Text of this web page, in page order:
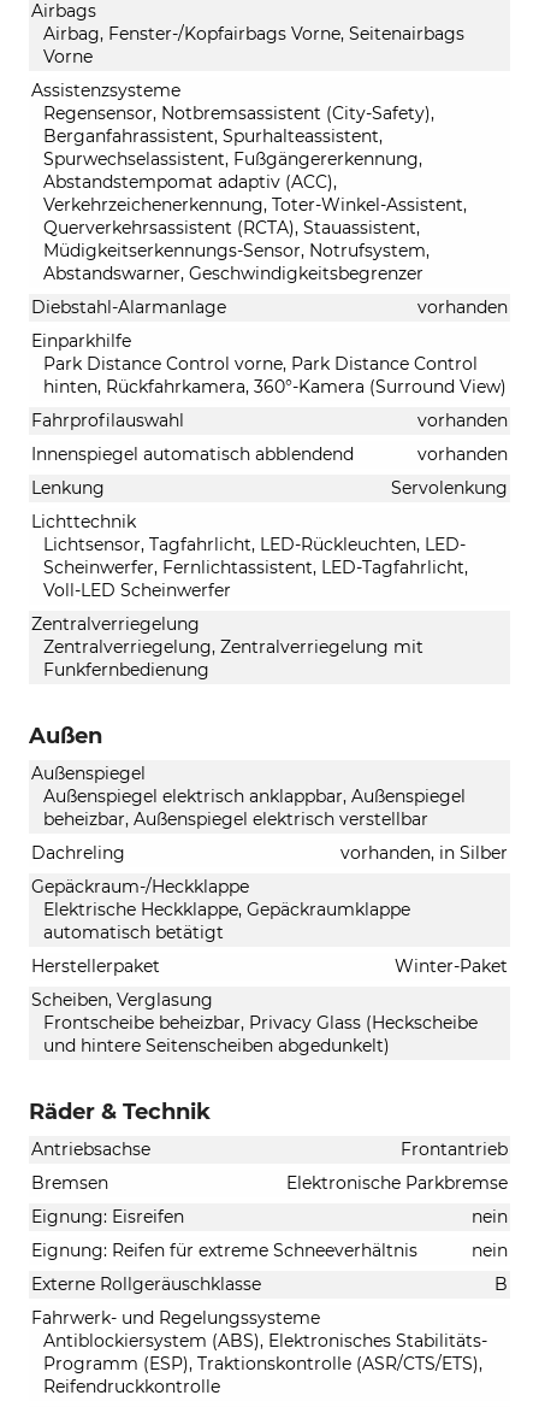
Airbags
Airbag, Fenster-/Kopfairbags Vorne, Seitenairbags
Vorne
Assistenzsysteme
Regensensor, Notbremsassistent (City-Safety),
Berganfahrassistent, Spurhalteassistent,
Spurwechselassistent, Fußgängererkennung,
Abstandstempomat adaptiv (ACC),
Verkehrzeichenerkennung, Toter-Winkel-Assistent,
Querverkehrsassistent (RCTA), Stauassistent,
Müdigkeitserkennungs-Sensor, Notrufsystem,
Abstandswarner, Geschwindigkeitsbegrenzer
Diebstahl-Alarmanlage
vorhanden
Einparkhilfe
Park Distance Control vorne, Park Distance Control
hinten, Rückfahrkamera, 360°-Kamera (Surround View)
Fahrprofilauswahl
vorhanden
Innenspiegel automatisch abblendend
vorhanden
Lenkung
Servolenkung
Lichttechnik
Lichtsensor, Tagfahrlicht, LED-Rückleuchten, LED-
Scheinwerfer, Fernlichtassistent, LED-Tagfahrlicht,
Voll-LED Scheinwerfer
Zentralverriegelung
Zentralverriegelung, Zentralverriegelung mit
Funkfernbedienung
Außen
Außenspiegel
Außenspiegel elektrisch anklappbar, Außenspiegel
beheizbar, Außenspiegel elektrisch verstellbar
Dachreling
vorhanden, in Silber
Gepäckraum-/Heckklappe
Elektrische Heckklappe, Gepäckraumklappe
automatisch betätigt
Herstellerpaket
Winter-Paket
Scheiben, Verglasung
Frontscheibe beheizbar, Privacy Glass (Heckscheibe
und hintere Seitenscheiben abgedunkelt)
Räder & Technik
Antriebsachse
Frontantrieb
Bremsen
Elektronische Parkbremse
Eignung: Eisreifen
nein
Eignung: Reifen für extreme Schneeverhältnis
nein
Externe Rollgeräuschklasse
B
Fahrwerk- und Regelungssysteme
Antiblockiersystem (ABS), Elektronisches Stabilitäts-
Programm (ESP), Traktionskontrolle (ASR/CTS/ETS),
Reifendruckkontrolle